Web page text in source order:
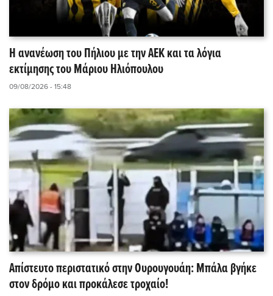
Η ανανέωση του Πήλιου με την ΑΕΚ και τα λόγια
εκτίμησης του Μάριου Ηλιόπουλου
09/08/2026 - 15:48
Απίστευτο περιστατικό στην Ουρουγουάη: Μπάλα βγήκε
στον δρόμο και προκάλεσε τροχαίο!